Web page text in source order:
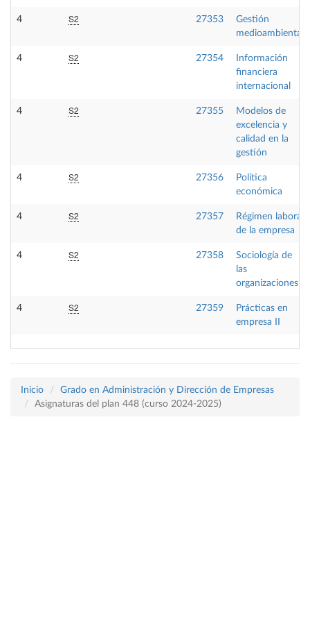
4 S2 27353
Gestión
medioambiental
4 S2 27354
Información
financiera
internacional
4 S2 27355
Modelos de
excelencia y
calidad en la
gestión
4 S2 27356
Política
económica
4 S2 27357
Régimen laboral
de la empresa
4 S2 27358
Sociología de
las
organizaciones
4 S2 27359
Prácticas en
empresa II
Inicio
Grado en Administración y Dirección de Empresas
Asignaturas del plan 448 (curso 2024-2025)